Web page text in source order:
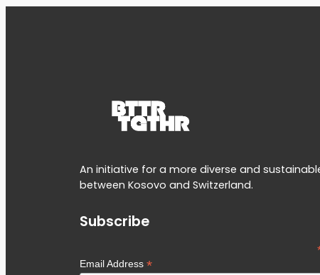
An initiative for a more diverse and
between Kosovo and Switzerland.
Subscribe
Email Address *